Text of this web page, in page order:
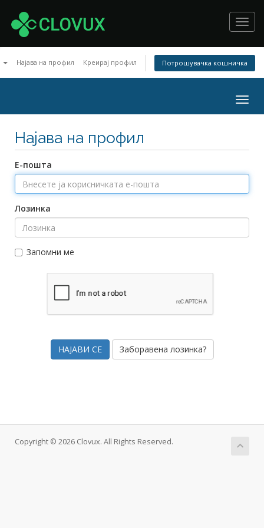
Најава на профил Креирај профил Потрошувачка кошничка
Најава на профил
Е-пошта
Лозинка
Запомни ме
Заборавена лозинка?
Copyright © 2026 Clovux. All Rights Reserved.